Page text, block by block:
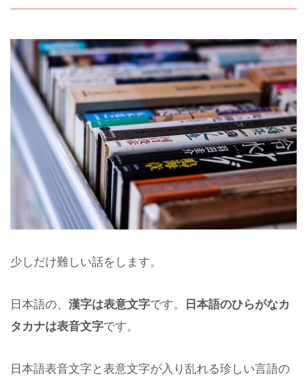
少しだけ難しい話をします。
日本語の、 漢字は表意文字です。 日本語のひらがなカ
タカナは表音文字です。
日本語表音文字と表意文字が入り乱れる珍しい言語の